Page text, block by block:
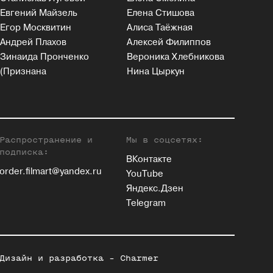
Евгений Майзель
Егор Москвитин
Андрей Плахов
Зинаида Пронченко
(Признана
Елена Стишова
Алиса Таёжная
Алексей Филиппов
Вероника Хлебникова
Нина Цыркун
Распространение и
подписка:
order.filmart@yandex.ru
Мы в соцсетях:
ВКонтакте
YouTube
Яндекс.Дзен
Telegram
Дизайн и разработка - Charmer